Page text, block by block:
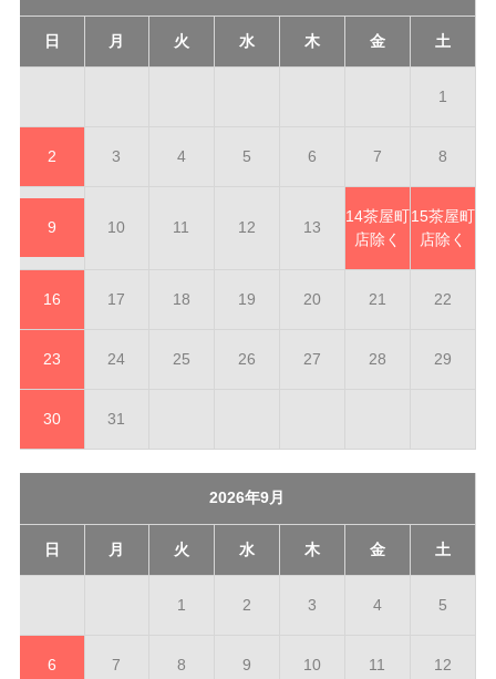
日 月 火 水 木 金 土
1
2 3 4 5 6 7 8
9 10 11 12 13
14茶屋町
店除く
15茶屋町
店除く
16 17 18 19 20 21 22
23 24 25 26 27 28 29
30 31
2026年9月
日 月 火 水 木 金 土
1 2 3 4 5
6 7 8 9 10 11 12